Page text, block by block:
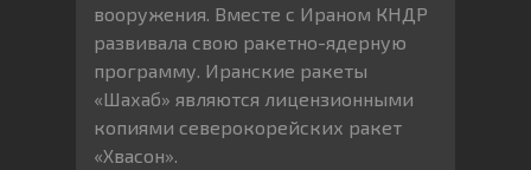
вооружения. Вместе с Ираном КНДР
развивала свою ракетно-ядерную
программу. Иранские ракеты
«Шахаб» являются лицензионными
копиями северокорейских ракет
«Хвасон».